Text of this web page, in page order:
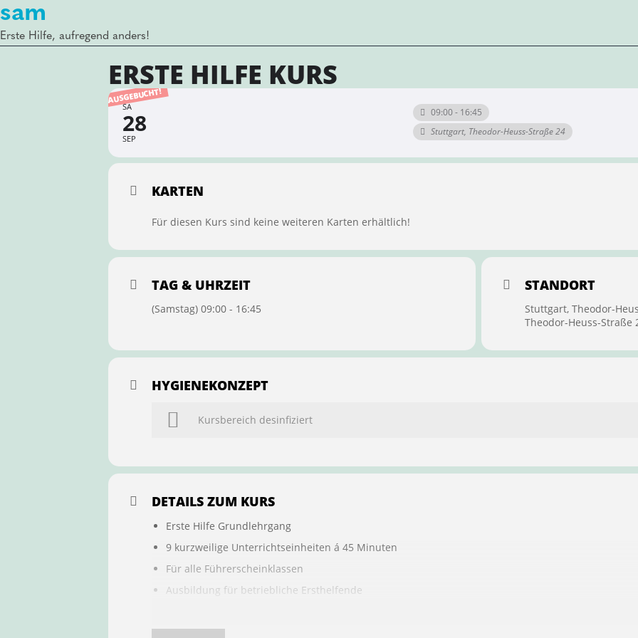
sam
Erste Hilfe, aufregend anders!
ERSTE HILFE KURS
AUSGEBUCHT!
SA
28
SEP
09:00 - 16:45
Stuttgart, Theodor-Heuss-Straße 24
KARTEN
Für diesen Kurs sind keine weiteren Karten erhältlich!
TAG & UHRZEIT
(Samstag) 09:00 - 16:45
STANDORT
Stuttgart, Theodor-
Theodor-Heuss-Straße
HYGIENEKONZEPT
Kursbereich desinfiziert
DETAILS ZUM KURS
Erste Hilfe Grundlehrgang
9 kurzweilige Unterrichtseinheiten á 45 Minuten
Für alle Führerscheinklassen
Ausbildung für betriebliche Ersthelfende